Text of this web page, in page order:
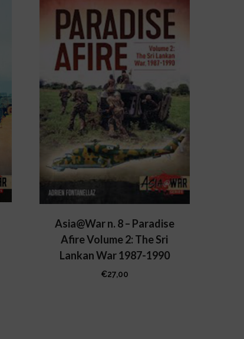
Asia@War n. 8 – Paradise
Afire Volume 2: The Sri
Lankan War 1987-1990
€27,00